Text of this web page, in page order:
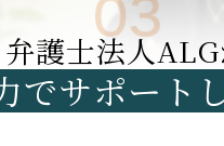
弁護士法人
でサポート